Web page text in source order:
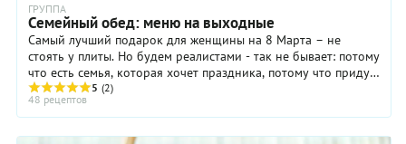
ГРУППА
Семейный обед: меню на выходные
Самый лучший подарок для женщины на 8 Марта – не
стоять у плиты. Но будем реалистами - так не бывает: потому
что есть семья, которая хочет праздника, потому что придут
гости, которых хочется ...
5 (2)
48 рецептов